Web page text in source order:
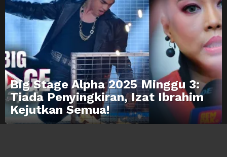
Big Stage Alpha 2025 Minggu 3:
Tiada Penyingkiran, Izat Ibrahim
Kejutkan Semua!